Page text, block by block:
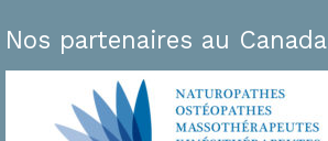
Nos partenaires au Canada